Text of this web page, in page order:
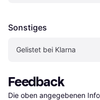
Sonstiges
Gelistet bei Klarna
Feedback
Die oben angegebenen